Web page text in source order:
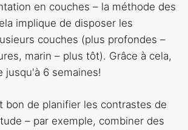
en couches – la méthode des
implique de disposer les
couches (plus profondes –
marin – plus tôt). Grâce à cela,
jusqu'à 6 semaines!
bon de planifier les contrastes de
– par exemple, combiner des